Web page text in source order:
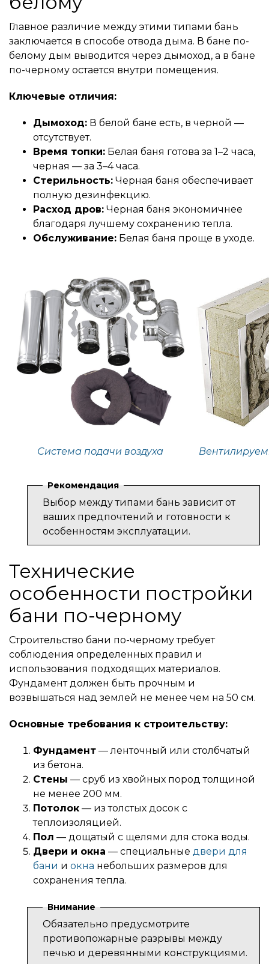
Главное различие между этими типами бань
заключается в способе отвода дыма. В бане по-
белому дым выводится через дымоход, а в бане
по-черному остается внутри помещения.
Ключевые отличия:
Дымоход: В белой бане есть, в черной —
отсутствует.
Время топки: Белая баня готова за 1–2 часа,
черная — за 3–4 часа.
Стерильность: Черная баня обеспечивает
полную дезинфекцию.
Расход дров: Черная баня экономичнее
благодаря лучшему сохранению тепла.
Обслуживание: Белая баня проще в уходе.
Система подачи воздуха
Рекомендация
Выбор между типами бань зависит от
ваших предпочтений и готовности к
особенностям эксплуатации.
Технические
особенности постройки
бани по-черному
Строительство бани по-черному требует
соблюдения определенных правил и
использования подходящих материалов.
Фундамент должен быть прочным и
возвышаться над землей не менее чем на 50 см.
Основные требования к строительству:
Фундамент — ленточный или столбчатый
из бетона.
Стены — сруб из хвойных пород толщиной
не менее 200 мм.
Потолок — из толстых досок с
теплоизоляцией.
Пол — дощатый с щелями для стока воды.
Двери и окна — специальные двери для
бани и окна небольших размеров для
сохранения тепла.
Внимание
Обязательно предусмотрите
противопожарные разрывы между
печью и деревянными конструкциями.